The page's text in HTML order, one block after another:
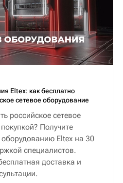
Eltex: как бесплатно
сетевое оборудование
российское сетевое
Получите
Eltex на 30
специалистов.
доставка и